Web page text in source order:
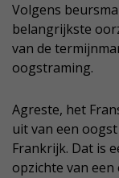
Volgens
belangrijkste
van de
oogstraming.
Agreste, het
uit van een
Frankrijk. Dat is
opzichte van